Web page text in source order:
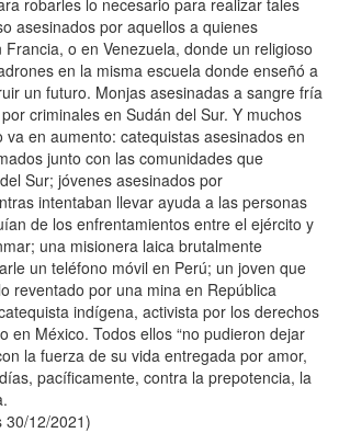
asesinados por aquellos a quienes
o en Venezuela, donde un religioso
en la misma escuela donde enseñó a
un futuro. Monjas asesinadas a sangre fría
criminales en Sudán del Sur. Y muchos
va en aumento: catequistas asesinados en
junto con las comunidades que
Sur; jóvenes asesinados por
intentaban llevar ayuda a las personas
de los enfrentamientos entre el ejército y
una misionera laica brutalmente
un teléfono móvil en Perú; un joven que
reventado por una mina en República
indígena, activista por los derechos
en México. Todos ellos “no pudieron dejar
la fuerza de su vida entregada por amor,
pacíficamente, contra la prepotencia, la
30/12/2021)